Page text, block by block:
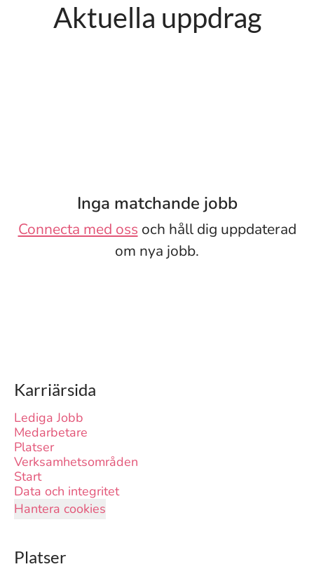
Aktuella uppdrag
Inga matchande jobb
Connecta med oss och håll dig uppdaterad
om nya jobb.
Karriärsida
Lediga Jobb
Medarbetare
Platser
Verksamhetsområden
Start
Data och integritet
Hantera cookies
Platser